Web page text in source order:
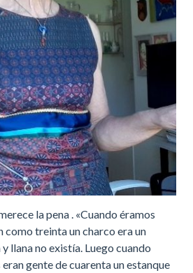
la pena . «Cuando éramos
como treinta un charco era un
llana no existía. Luego cuando
gente de cuarenta un estanque